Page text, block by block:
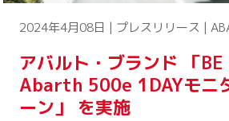
2024年4月08日 | プレスリリース |
アバルト・ブランド 「BE
Abarth 500e 1DAYモニ
ーン」 を実施